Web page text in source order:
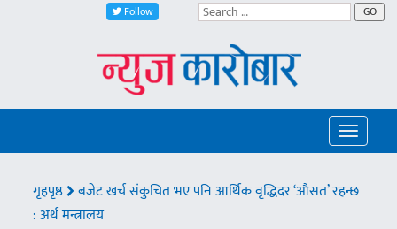
Follow GO
Toggle
गृहपृष्ठ
बजेट खर्च संकुचित भए पनि आर्थिक वृद्धिदर ‘औसत’ रहन्छ
: अर्थ मन्त्रालय